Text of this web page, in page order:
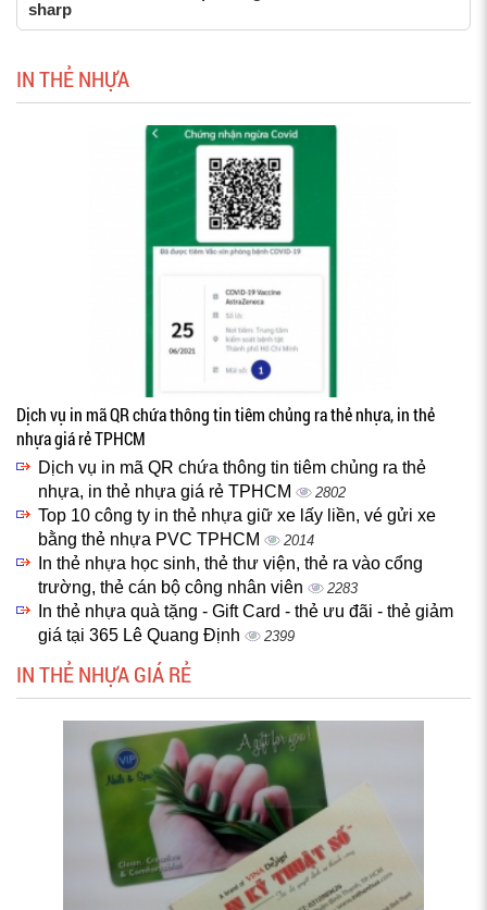
sharp
IN THẺ NHỰA
Dịch vụ in mã QR chứa thông tin tiêm chủng ra thẻ nhựa, in thẻ
nhựa giá rẻ TPHCM
Dịch vụ in mã QR chứa thông tin tiêm chủng ra thẻ
nhựa, in thẻ nhựa giá rẻ TPHCM
2802
Top 10 công ty in thẻ nhựa giữ xe lấy liền, vé gửi xe
bằng thẻ nhựa PVC TPHCM
2014
In thẻ nhựa học sinh, thẻ thư viện, thẻ ra vào cổng
trường, thẻ cán bộ công nhân viên
2283
In thẻ nhựa quà tặng - Gift Card - thẻ ưu đãi - thẻ giảm
giá tại 365 Lê Quang Định
2399
IN THẺ NHỰA GIÁ RẺ